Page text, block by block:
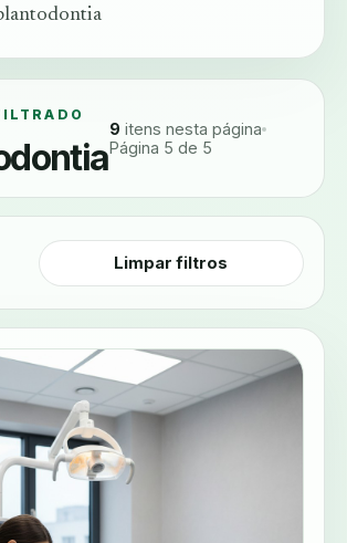
9 itens nesta página
Página 5 de 5
Limpar filtros